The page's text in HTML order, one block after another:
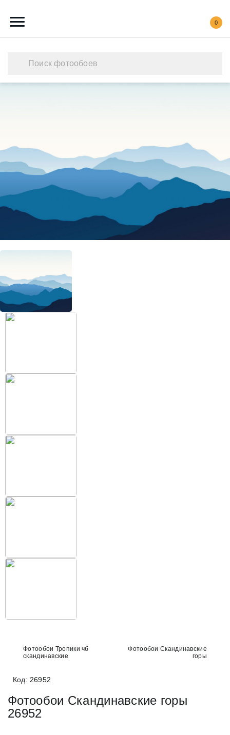
0
Каталог обоев
Наши работы
О нас
Контакты
Фотообои Тропики чб
скандинавские
Фотообои Скандинавские
горы
Код: 26952
Фотообои Скандинавские горы
26952